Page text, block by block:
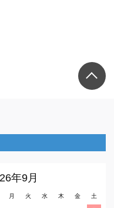
年9月
月 火 水 木 金 土